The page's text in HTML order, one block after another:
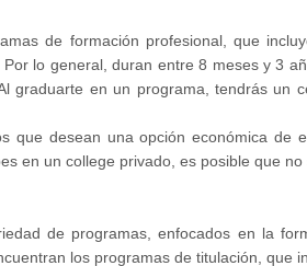
de formación profesional, que
lo general, duran entre 8 meses y 3
graduarte en un programa, tendrás
que desean una opción económica de
en un college privado, es posible que
de programas, enfocados en la
los programas de titulación, que